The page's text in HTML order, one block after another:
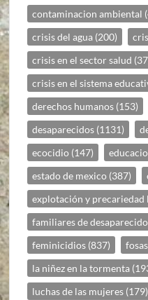
contaminacion ambiental
crisis del agua (200)
crisis en el sector salud
crisis en el sistema
derechos humanos (153)
desaparecidos (1131)
ecocidio (147)
estado de mexico (387)
explotación y precariedad
familiares de
feminicidios (837)
la niñez en la tormenta
luchas de las mujeres (179)